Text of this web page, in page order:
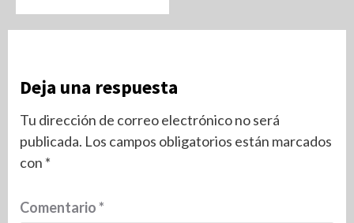
Deja una respuesta
Tu dirección de correo electrónico no será
publicada. Los campos obligatorios están marcados
con *
Comentario*